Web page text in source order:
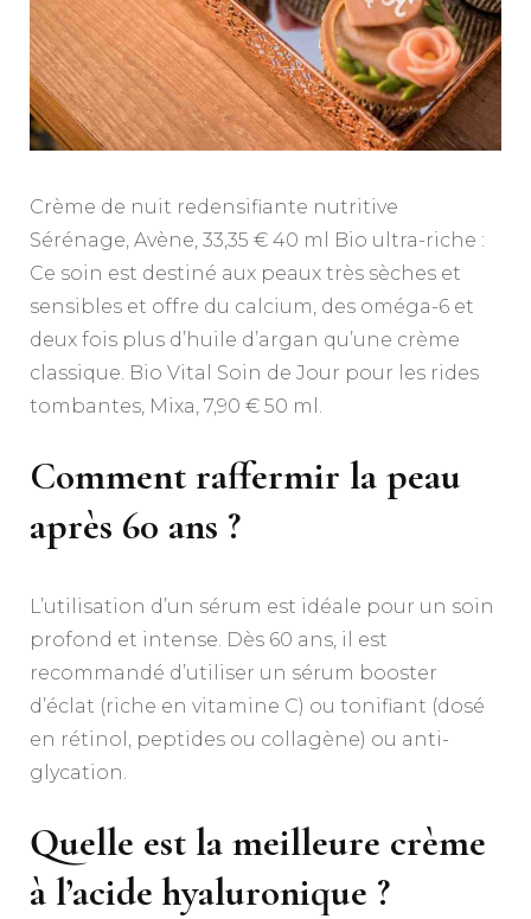
Crème de nuit redensifiante nutritive
Sérénage, Avène, 33,35 € 40 ml Bio ultra-riche :
Ce soin est destiné aux peaux très sèches et
sensibles et offre du calcium, des oméga-6 et
deux fois plus d’huile d’argan qu’une crème
classique. Bio Vital Soin de Jour pour les rides
tombantes, Mixa, 7,90 € 50 ml.
Comment raffermir la peau
après 60 ans ?
L’utilisation d’un sérum est idéale pour un soin
profond et intense. Dès 60 ans, il est
recommandé d’utiliser un sérum booster
d’éclat (riche en vitamine C) ou tonifiant (dosé
en rétinol, peptides ou collagène) ou anti-
glycation.
Quelle est la meilleure crème
à l’acide hyaluronique ?